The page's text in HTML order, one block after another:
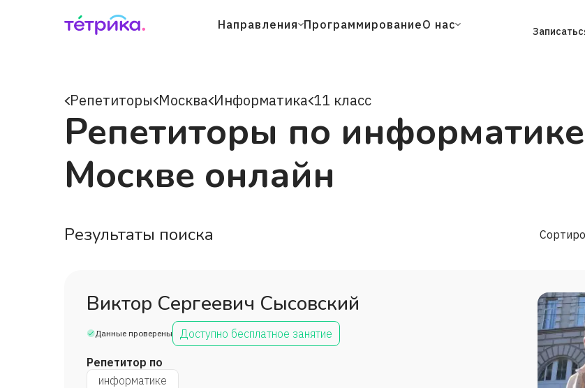
Направления ПрограммированиеО нас
Репетиторы Москва Информатика 11 класс
Репетиторы по
Москве онлайн
Результаты поиска
Виктор Сергеевич Сысовский
Данные проверены Доступно бесплатное занятие
Репетитор по
информатике